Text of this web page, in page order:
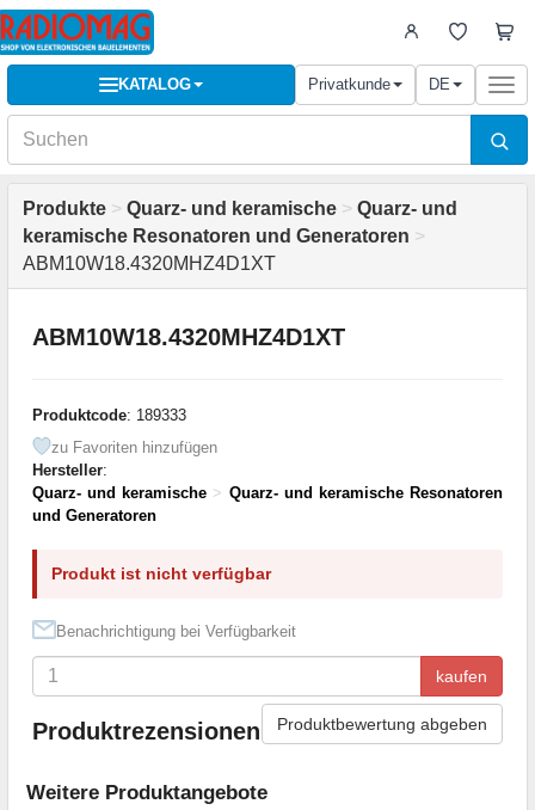
KATALOG Privatkunde DE
Produkte > Quarz- und keramische > Quarz- und
keramische Resonatoren und Generatoren >
ABM10W18.4320MHZ4D1XT
ABM10W18.4320MHZ4D1XT
Produktcode: 189333
zu Favoriten hinzufügen
Hersteller:
Quarz- und keramische > Quarz- und keramische Resonatoren
und Generatoren
Produkt ist nicht verfügbar
Benachrichtigung bei Verfügbarkeit
kaufen
Produktrezensionen Produktbewertung abgeben
Weitere Produktangebote